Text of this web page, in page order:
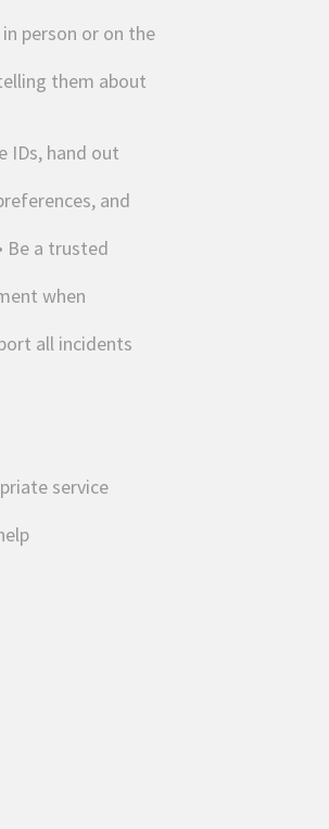
person or on the
them about
IDs, hand out
and
Be a trusted
when
all incidents
service